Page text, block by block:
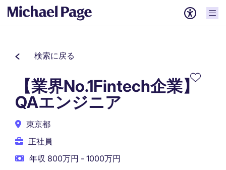
検索に戻る
【業界No.1Fintech企業】
QAエンジニア
東京都
正社員
年収 800万円 - 1000万円